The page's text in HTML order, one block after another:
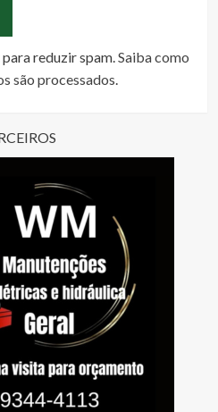
reduzir spam.Saiba como
são processados.